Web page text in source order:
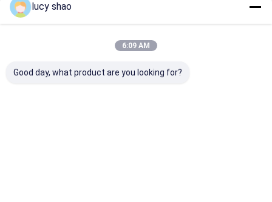
पशु चिकित्सा हड्डी रोग ड्रिल
चिकित्सा काटने के उपकरण
lucy shao
6:09 AM
Good day, what product are you looking for?